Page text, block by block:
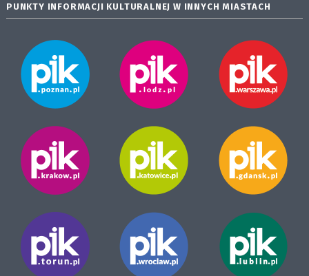
PUNKTY INFORMACJI KULTURALNEJ W INNYCH MIASTACH